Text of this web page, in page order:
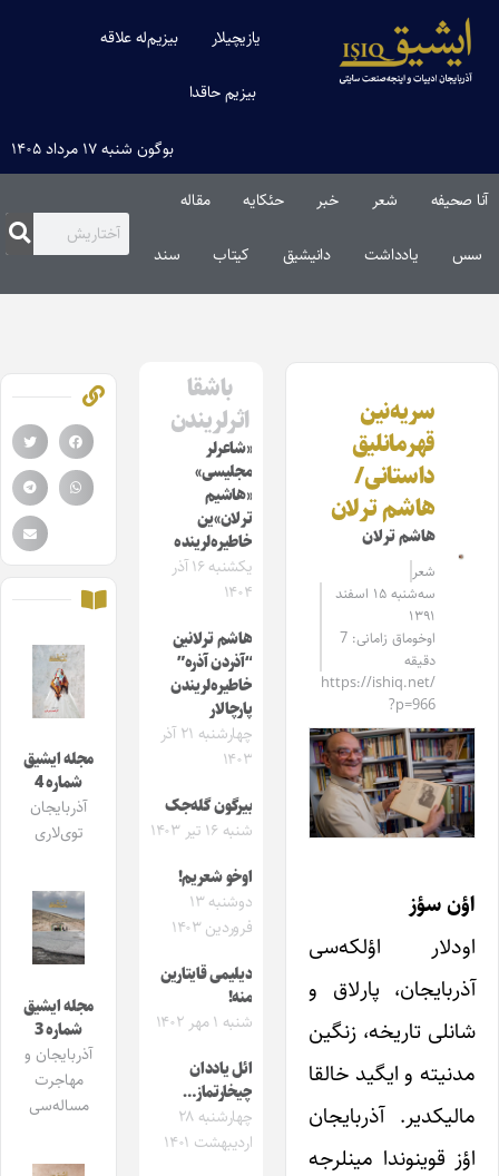
یازیچیلار بیزیم‌له علاقه
بیزیم حاقدا
بوگون شنبه ۱۷ مرداد ۱۴۰۵
آنا صحیفه شعر خبر حئکایه مقاله‌
سس یادداشت دانیشیق کیتاب سند
سریه‌نین
قهرمانلیق
داستانی/
هاشم ترلان
هاشم ترلان
شعر
سه‌شنبه ۱۵ اسفند
۱۳۹۱
اوخوماق زامانی: 7
دقیقه
https://ishiq.net/
?p=966
اؤن سؤز
اودلار اؤلکه‌سی
آذربایجان، پارلاق و
شانلی تاریخه، زنگین
مدنیته و ایگید خالقا
مالیکدیر. آذربایجان
اؤز قوینوندا مینلرجه
باشقا
اثرلریندن
«شاعرلر
مجلیسی»
«هاشیم
ترلان»ین
خاطیره‌لرینده
یکشنبه ۱۶ آذر
۱۴۰۴
هاشم ترلانین
“آذردن آذره”
خاطیره‌لریندن
پارچالار
چهارشنبه ۲۱ آذر
۱۴۰۳
بیرگون گله‌جک
شنبه ۱۶ تیر ۱۴۰۳
اوخو شعریم!
دوشنبه ۱۳
فروردین ۱۴۰۳
دیلیمی قایتارین
منه!
شنبه ۱ مهر ۱۴۰۲
ائل یاددان
چیخارتماز…
چهارشنبه ۲۸
اردیبهشت ۱۴۰۱
مجله ایشیق
شماره 4
آذربایجان
توی‌لاری
مجله ایشیق
شماره 3
آذربایجان و
مهاجرت
مساله‌سی